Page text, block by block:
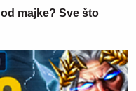
majke? Sve što